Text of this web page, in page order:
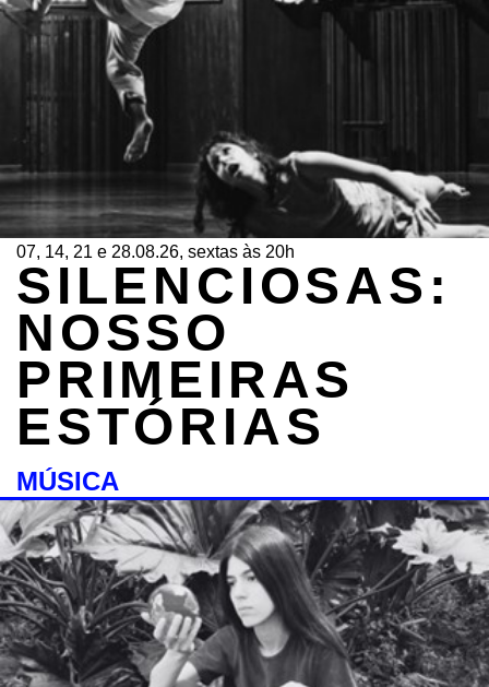
07, 14, 21 e 28.08.26, sextas às 20h
SILENCIOSAS:
NOSSO
PRIMEIRAS
ESTÓRIAS
MÚSICA